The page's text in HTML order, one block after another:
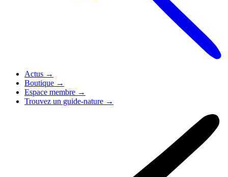
Actus →
Boutique →
Espace membre →
Trouvez un guide-nature →